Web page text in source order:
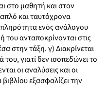
στο μαθητή και στον
και ταυτόχρονα
ενός ανάλογου
του ανταποκρίνονται στις
στην τάξη. γ) Διακρίνεται
γιατί δεν ισοπεδώνει το
οι αναλύσεις και οι
εξασφαλίζει την